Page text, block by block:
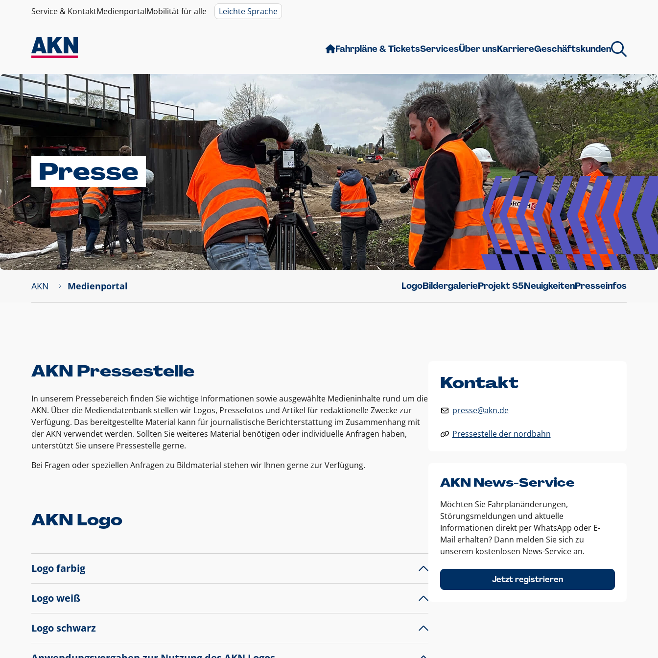
Service & KontaktMedienportalMobilität für alle Leichte Sprache
Fahrpläne & TicketsServicesÜber unsKarriereGeschäftskunden
Presse
AKN Medienportal LogoBildergalerieProjekt S5NeuigkeitenPresseinfos
AKN Pressestelle
In unserem Pressebereich finden Sie wichtige Informationen sowie ausgewählte Medieninhalte rund um die
AKN. Über die Mediendatenbank stellen wir Logos, Pressefotos und Artikel für redaktionelle Zwecke zur
Verfügung. Das bereitgestellte Material kann für journalistische Berichterstattung im Zusammenhang mit
der AKN verwendet werden. Sollten Sie weiteres Material benötigen oder individuelle Anfragen haben,
unterstützt Sie unsere Pressestelle gerne.
Bei Fragen oder speziellen Anfragen zu Bildmaterial stehen wir Ihnen gerne zur Verfügung.
AKN Logo
Logo farbig
Logo weiß
Logo schwarz
Kontakt
presse@akn.de
Pressestelle der nordbahn
AKN News-Service
Möchten Sie Fahrplanänderungen,
Störungsmeldungen und aktuelle
Informationen direkt per WhatsApp oder E-
Mail erhalten? Dann melden Sie sich zu
unserem kostenlosen News-Service an.
Jetzt registrieren